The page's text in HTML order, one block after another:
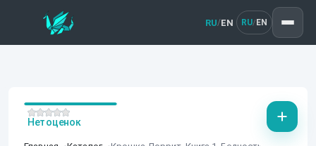
RU/EN RU/ EN
Нет оценок